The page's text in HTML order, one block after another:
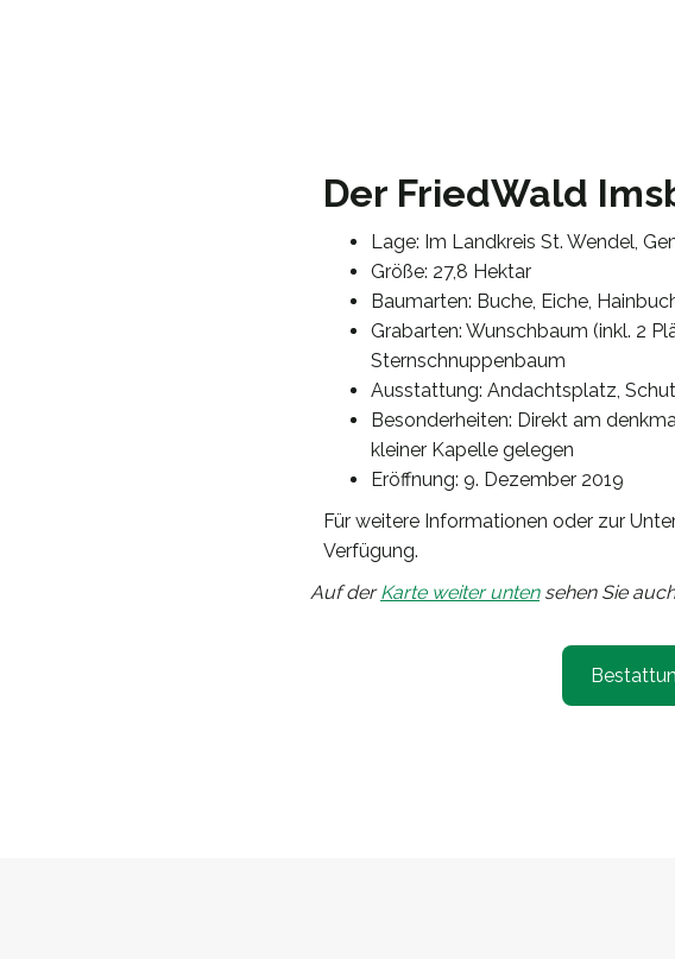
Der FriedWald
Lage: Im Landkreis St. Wendel,
Größe: 27,8 Hektar
Baumarten: Buche, Eiche,
Grabarten: Wunschbaum (inkl. 2
Sternschnuppenbaum
Ausstattung: Andachtsplatz,
Besonderheiten: Direkt am
kleiner Kapelle gelegen
Eröffnung: 9. Dezember 2019
Für weitere Informationen oder zur
Verfügung.
Auf derKarte weiter untensehen Sie